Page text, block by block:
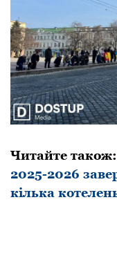
Читайте також:
2025-2026
кілька